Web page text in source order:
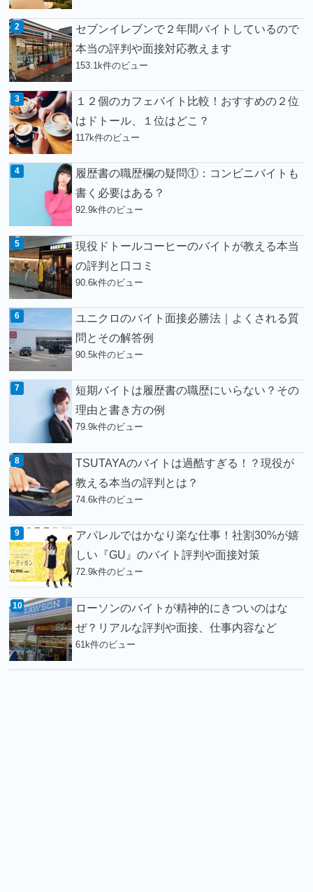
セブンイレブンで２年間バイトしているので
本当の評判や面接対応教えます
153.1k件のビュー
１２個のカフェバイト比較！おすすめの２位
はドトール、１位はどこ？
117k件のビュー
履歴書の職歴欄の疑問①：コンビニバイトも
書く必要はある？
92.9k件のビュー
現役ドトールコーヒーのバイトが教える本当
の評判と口コミ
90.6k件のビュー
ユニクロのバイト面接必勝法｜よくされる質
問とその解答例
90.5k件のビュー
短期バイトは履歴書の職歴にいらない？その
理由と書き方の例
79.9k件のビュー
TSUTAYAのバイトは過酷すぎる！？現役が
教える本当の評判とは？
74.6k件のビュー
アパレルではかなり楽な仕事！社割30%が嬉
しい『GU』のバイト評判や面接対策
72.9k件のビュー
ローソンのバイトが精神的にきついのはな
ぜ？リアルな評判や面接、仕事内容など
61k件のビュー